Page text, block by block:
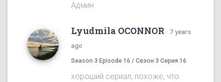
Админ.
Lyudmila OCONNOR · 7 years
ago
Season 3 Episode 16 / Сезон 3 Серия 16
хороший сериал, похоже, что